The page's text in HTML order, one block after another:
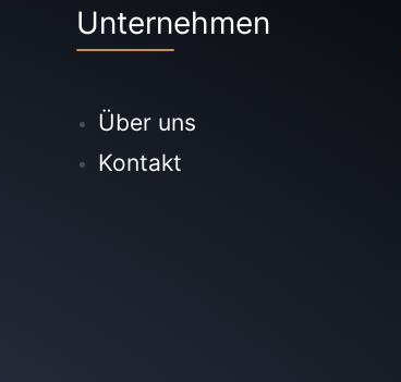
Unternehmen
Über uns
Kontakt